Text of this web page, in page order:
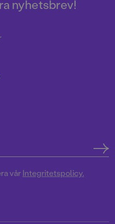
nyhetsbrev!
vårIntegritetspolicy.